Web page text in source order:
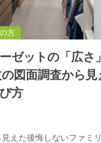
方
ゼットの「広さ
図面調査から見
方
えた後悔しないファミ